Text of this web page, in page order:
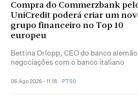
Compra do Commerzbank
UniCredit poderá criar um
grupo financeiro no Top 10
europeu
Bettina Orlopp, CEO do banco
negociações com o banco italiano
06 Ago 2026 - 11:18 PT50